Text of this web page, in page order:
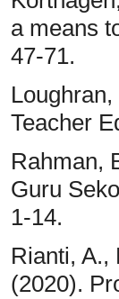
a means
47-71.
Teacher
Rahman,
Guru
1-14.
Rianti, A.,
(2020).